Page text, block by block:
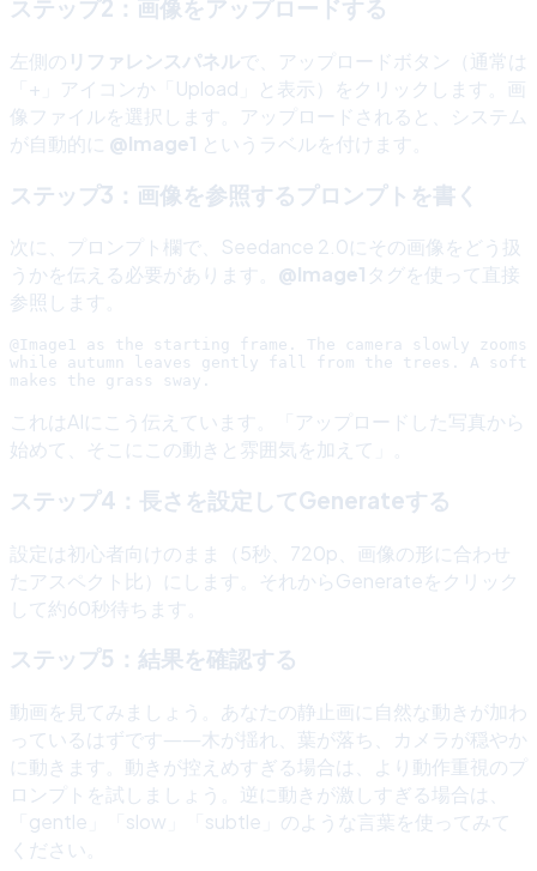
ステップ2：画像をアップロードする
左側の リファレンスパネルで、アップロードボタン（通常は
「+」アイコンか「Upload」と表示）をクリックします。画
像ファイルを選択します。アップロードされると、システム
が自動的に @Image1 というラベルを付けます。
ステップ3：画像を参照するプロンプトを書く
次に、プロンプト欄で、Seedance 2.0にその画像をどう扱
うかを伝える必要があります。 @Image1 タグを使って直接
参照します。
@Image1 as the starting frame. The camera slowly
while autumn leaves gently fall from the trees. A soft
これはAIにこう伝えています。「アップロードした写真から
始めて、そこにこの動きと雰囲気を加えて」。
ステップ4：長さを設定してGenerateする
設定は初心者向けのまま（5秒、720p、画像の形に合わせ
たアスペクト比）にします。それからGenerateをクリック
して約60秒待ちます。
ステップ5：結果を確認する
動画を見てみましょう。あなたの静止画に自然な動きが加わ
っているはずです――木が揺れ、葉が落ち、カメラが穏やか
に動きます。動きが控えめすぎる場合は、より動作重視のプ
ロンプトを試しましょう。逆に動きが激しすぎる場合は、
「gentle」「slow」「subtle」のような言葉を使ってみて
ください。